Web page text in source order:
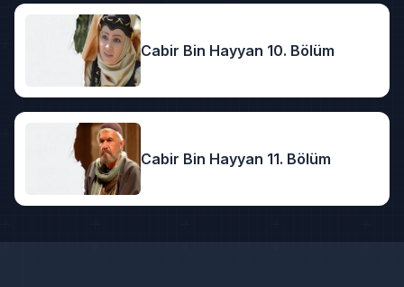
Cabir Bin Hayyan 10. Bölüm
Cabir Bin Hayyan 11. Bölüm